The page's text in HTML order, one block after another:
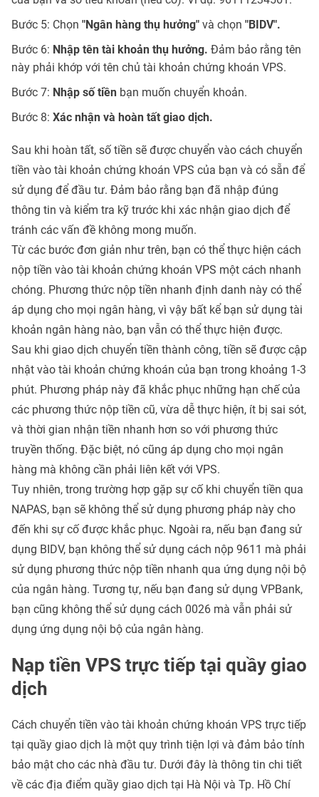
Bước 5: Chọn "Ngân hàng thụ hưởng" và chọn "BIDV".
Bước 6: Nhập tên tài khoản thụ hưởng. Đảm bảo rằng tên
này phải khớp với tên chủ tài khoản chứng khoán VPS.
Bước 7: Nhập số tiền bạn muốn chuyển khoản.
Bước 8: Xác nhận và hoàn tất giao dịch.
Sau khi hoàn tất, số tiền sẽ được chuyển vào cách chuyển
tiền vào tài khoản chứng khoán VPS của bạn và có sẵn để
sử dụng để đầu tư. Đảm bảo rằng bạn đã nhập đúng
thông tin và kiểm tra kỹ trước khi xác nhận giao dịch để
tránh các vấn đề không mong muốn.
Từ các bước đơn giản như trên, bạn có thể thực hiện cách
nộp tiền vào tài khoản chứng khoán VPS một cách nhanh
chóng. Phương thức nộp tiền nhanh định danh này có thể
áp dụng cho mọi ngân hàng, vì vậy bất kể bạn sử dụng tài
khoản ngân hàng nào, bạn vẫn có thể thực hiện được.
Sau khi giao dịch chuyển tiền thành công, tiền sẽ được cập
nhật vào tài khoản chứng khoán của bạn trong khoảng 1-3
phút. Phương pháp này đã khắc phục những hạn chế của
các phương thức nộp tiền cũ, vừa dễ thực hiện, ít bị sai sót,
và thời gian nhận tiền nhanh hơn so với phương thức
truyền thống. Đặc biệt, nó cũng áp dụng cho mọi ngân
hàng mà không cần phải liên kết với VPS.
Tuy nhiên, trong trường hợp gặp sự cố khi chuyển tiền qua
NAPAS, bạn sẽ không thể sử dụng phương pháp này cho
đến khi sự cố được khắc phục. Ngoài ra, nếu bạn đang sử
dụng BIDV, bạn không thể sử dụng cách nộp 9611 mà phải
sử dụng phương thức nộp tiền nhanh qua ứng dụng nội bộ
của ngân hàng. Tương tự, nếu bạn đang sử dụng VPBank,
bạn cũng không thể sử dụng cách 0026 mà vẫn phải sử
dụng ứng dụng nội bộ của ngân hàng.
Nạp tiền VPS trực tiếp tại quầy giao
dịch
Cách chuyển tiền vào tài khoản chứng khoán VPS trực tiếp
tại quầy giao dịch là một quy trình tiện lợi và đảm bảo tính
bảo mật cho các nhà đầu tư. Dưới đây là thông tin chi tiết
về các địa điểm quầy giao dịch tại Hà Nội và Tp. Hồ Chí